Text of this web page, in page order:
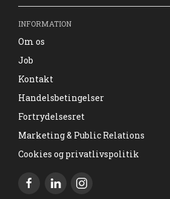
INFORMATION
Om os
Job
Kontakt
Handelsbetingelser
Fortrydelsesret
Marketing & Public Relations
Cookies og privatlivspolitik